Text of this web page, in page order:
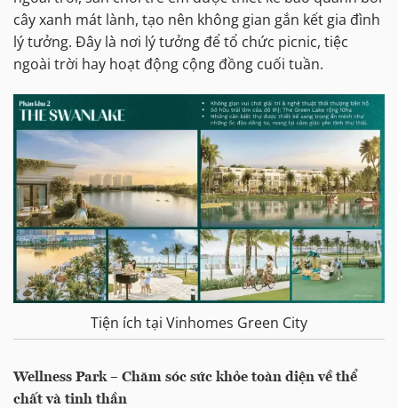
cây xanh mát lành, tạo nên không gian gắn kết gia đình
lý tưởng. Đây là nơi lý tưởng để tổ chức picnic, tiệc
ngoài trời hay hoạt động cộng đồng cuối tuần.
Tiện ích tại Vinhomes Green City
Wellness Park – Chăm sóc sức khỏe toàn diện về thể
chất và tinh thần